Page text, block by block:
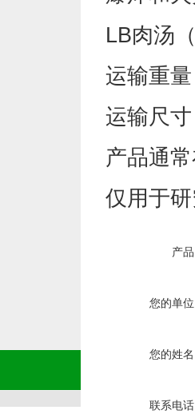
LB肉汤
运输重
运输尺
产品通
仅用于
产
您的单
您的姓
联系电